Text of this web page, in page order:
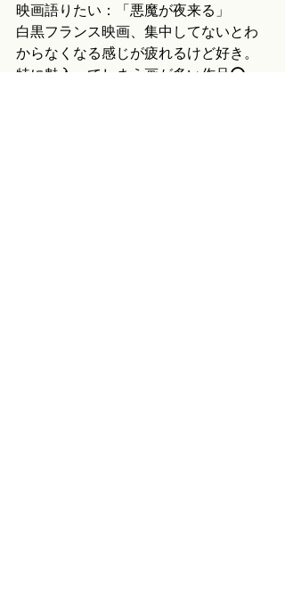
映画語りたい：「悪魔が夜来る」
白黒フランス映画、集中してないとわ
からなくなる感じが疲れるけど好き。
特に魅入ってしまう画が多い作品⭕️